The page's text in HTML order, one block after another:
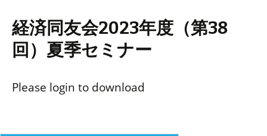
経済同友会2023年度（第38
回）夏季セミナー
Please login to download